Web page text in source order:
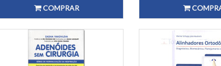
COMPRAR